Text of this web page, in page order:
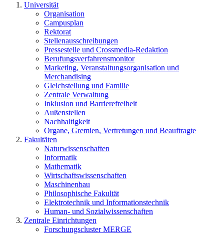
Universität
Organisation
Campusplan
Rektorat
Stellenausschreibungen
Pressestelle und Crossmedia-Redaktion
Berufungsverfahrensmonitor
Marketing, Veranstaltungsorganisation und
Merchandising
Gleichstellung und Familie
Zentrale Verwaltung
Inklusion und Barrierefreiheit
Außenstellen
Nachhaltigkeit
Organe, Gremien, Vertretungen und Beauftragte
Fakultäten
Naturwissenschaften
Informatik
Mathematik
Wirtschaftswissenschaften
Maschinenbau
Philosophische Fakultät
Elektrotechnik und Informationstechnik
Human- und Sozialwissenschaften
Zentrale Einrichtungen
Forschungscluster MERGE